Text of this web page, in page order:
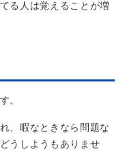
る人は覚えることが増
。
、暇なときなら問題な
うしようもありませ